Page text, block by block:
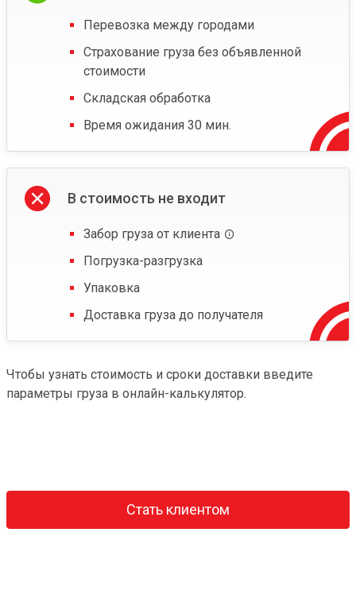
Перевозка между городами
Страхование груза без объявленной
стоимости
Складская обработка
Время ожидания 30 мин.
В стоимость не входит
Забор груза от клиента
Погрузка-разгрузка
Упаковка
Доставка груза до получателя
Чтобы узнать стоимость и сроки доставки введите
параметры груза в онлайн-калькулятор.
Стать клиентом